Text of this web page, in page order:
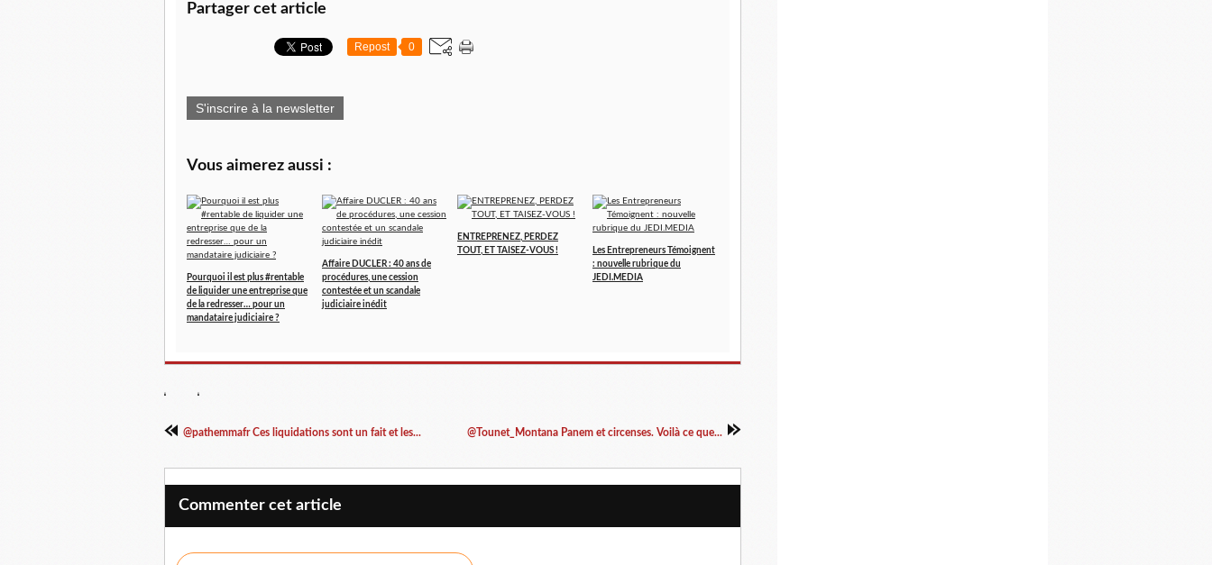
Partager cet article
Repost 0
S'inscrire à la newsletter
Vous aimerez aussi :
Pourquoi il est plus #rentable
de liquider une entreprise que
de la redresser… pour un
mandataire judiciaire ?
Affaire DUCLER : 40 ans de
procédures, une cession
contestée et un scandale
judiciaire inédit
ENTREPRENEZ, PERDEZ
TOUT, ET TAISEZ-VOUS !
Les Entrepreneurs Témoignent
: nouvelle rubrique du
JEDI.MEDIA
@pathemmafr Ces liquidations sont un fait et les... @Tounet_Montana Panem et circenses. Voilà ce que...
Commenter cet article